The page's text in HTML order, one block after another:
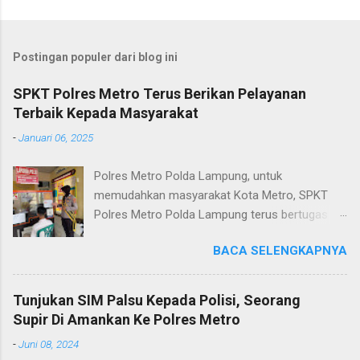
Postingan populer dari blog ini
SPKT Polres Metro Terus Berikan Pelayanan
Terbaik Kepada Masyarakat
-Januari 06, 2025
Polres Metro Polda Lampung, untuk
memudahkan masyarakat Kota Metro, SPKT
Polres Metro Polda Lampung terus bertugas
terkait layanan pengaduan, pelayanan SKCK dan
pelayanan Identifikasi sidik jari secara terpadu
kepada masyarakat. Senin (06/01/2025) Dalam
mewujudkan pelayanan prima kepolisian, SPKT
BACA SELENGKAPNYA
Tunjukan SIM Palsu Kepada Polisi, Seorang
Supir Di Amankan Ke Polres Metro
-Juni 08, 2024